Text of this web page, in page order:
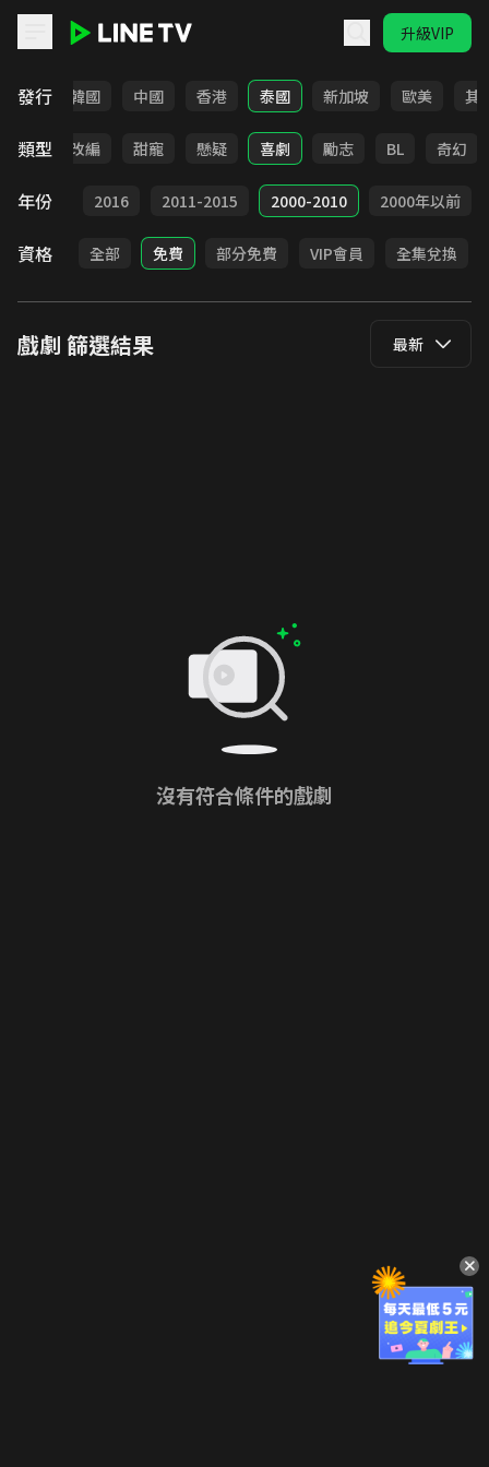
升級VIP
發行
日本 韓國 中國 香港 泰國 新加坡 歐美 其
類型
都會 改編 甜寵 懸疑 喜劇 勵志 BL 奇幻
年份
2017 2016 2011-2015 2000-2010 2000年以前
資格 全部 免費 部分免費 VIP會員 全集兌換
戲劇 篩選結果 最新
沒有符合條件的戲劇